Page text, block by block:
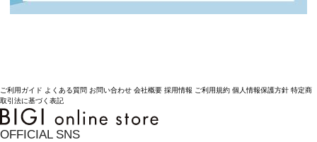
ご利用ガイド よくある質問 お問い合わせ 会社概要 採用情報 ご利用規約 個人情報保護方針 特定商
取引法に基づく表記
OFFICIAL SNS